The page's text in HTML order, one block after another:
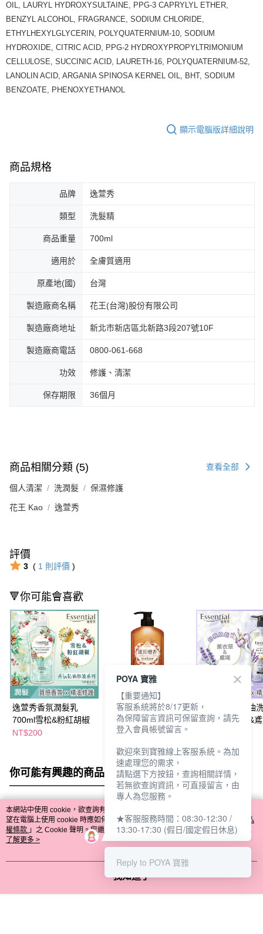
OIL, LAURYL HYDROXYSULTAINE, PPG-3 CAPRYLYL ETHER,
BENZYL ALCOHOL, FRAGRANCE, SODIUM CHLORIDE,
ETHYLHEXYLGLYCERIN, POLYQUATERNIUM-10, SODIUM
HYDROXIDE, CITRIC ACID, PPG-2 HYDROXYPROPYLTRIMONIUM
CELLULOSE, SUCCINIC ACID, LAURETH-16, POLYQUATERNIUM-52,
LANOLIN ACID, ARGANIA SPINOSA KERNEL OIL, BHT, SODIUM
BENZOATE, PHENOXYETHANOL
顯示電腦版詳細說明
商品規格
品牌 逸萱秀
類型 洗髮精
商品重量 700ml
適用於 全膚質適用
原產地(國) 台灣
製造廠商名稱 花王(台灣)股份有限公司
製造廠商地址 新北市新店區北新路3段207號10F
製造廠商電話 0800-061-668
功效 修護、清潔
保存期限 36個月
商品相關分類 (5) 查看全部
個人清潔 洗潤髮 保濕修護
花王 Kao 逸萱秀
評價
3 ( 1 則評價 )
🔻你可能會喜歡
逸萱秀香氛潤髮乳
700ml雪松&粉紅胡椒
NT$200
美吾髮琥珀檀香雪松精
油洗髮露700ml
NT$169
逸萱秀香氛精油
700ml-薰衣草&
你可能有興趣的商品 全站排行
熱門標籤
本網站中使用 cookie，欲查詢有關本網站使用 cookie 方式之詳情，及若您不希
望在電腦上使用 cookie 時應如何變更電腦的 cookie 設定，請參閱本網站「
隱私
權條款 」之 Cookie 聲明。您繼續使用本網站即表示您同意本公司得按本網站使
用條款之 Cookie 聲明使用 cookie。
了解更多 >
我知道了
POYA 寶雅
【重要通知】
客服系統將於8/17更新，
為保障留言資訊可保留查詢，請先
登入會員帳號留言。
歡迎來到寶雅線上客服系統。為加
速處理您的需求，
請點選下方按鈕，查詢相關詳情，
若無欲查詢資訊，可直接留言，由
專人為您服務。
★客服服務時間：08:30-12:30 /
13:30-17:30 (假日/國定假日休息)
Reply to POYA 寶雅